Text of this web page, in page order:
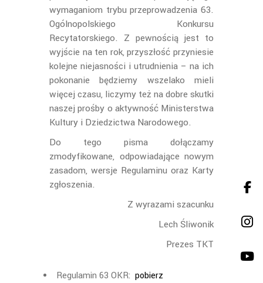
wymaganiom trybu przeprowadzenia 63.
Ogólnopolskiego Konkursu
Recytatorskiego. Z pewnością jest to
wyjście na ten rok, przyszłość przyniesie
kolejne niejasności i utrudnienia – na ich
pokonanie będziemy wszelako mieli
więcej czasu, liczymy też na dobre skutki
naszej prośby o aktywność Ministerstwa
Kultury i Dziedzictwa Narodowego.
Do tego pisma dołączamy
zmodyfikowane, odpowiadające nowym
zasadom, wersje Regulaminu oraz Karty
zgłoszenia.
Z wyrazami szacunku
Lech Śliwonik
Prezes TKT
Regulamin 63 OKR: pobierz